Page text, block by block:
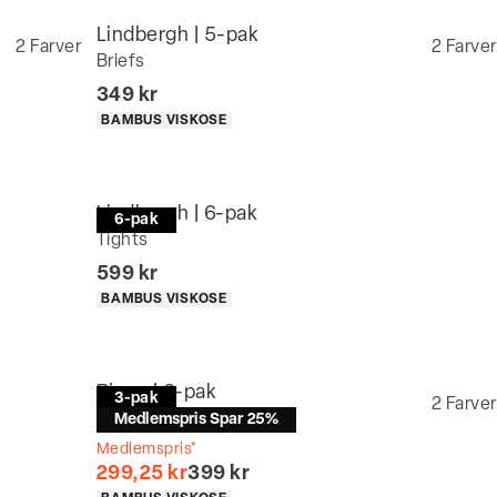
2 Farver
Lindbergh | 5-pak
Briefs
2 Farver
I alt (inkl. rabat)
349 kr
Produkt egenskaber
BAMBUS VISKOSE
6-pak
Lindbergh | 6-pak
Tights
I alt (inkl. rabat)
599 kr
Produkt egenskaber
BAMBUS VISKOSE
3-pak
Medlemspris Spar 25%
Bison | 3-pak
Tights
2 Farver
Medlemspris*
299,25 krI alt (uden rabat)
399 kr